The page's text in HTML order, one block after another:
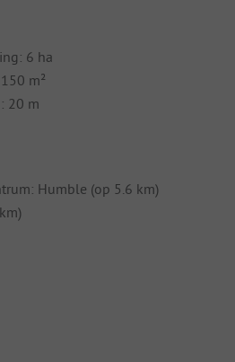
6 ha
m²
20 m
Humble (op 5.6 km)